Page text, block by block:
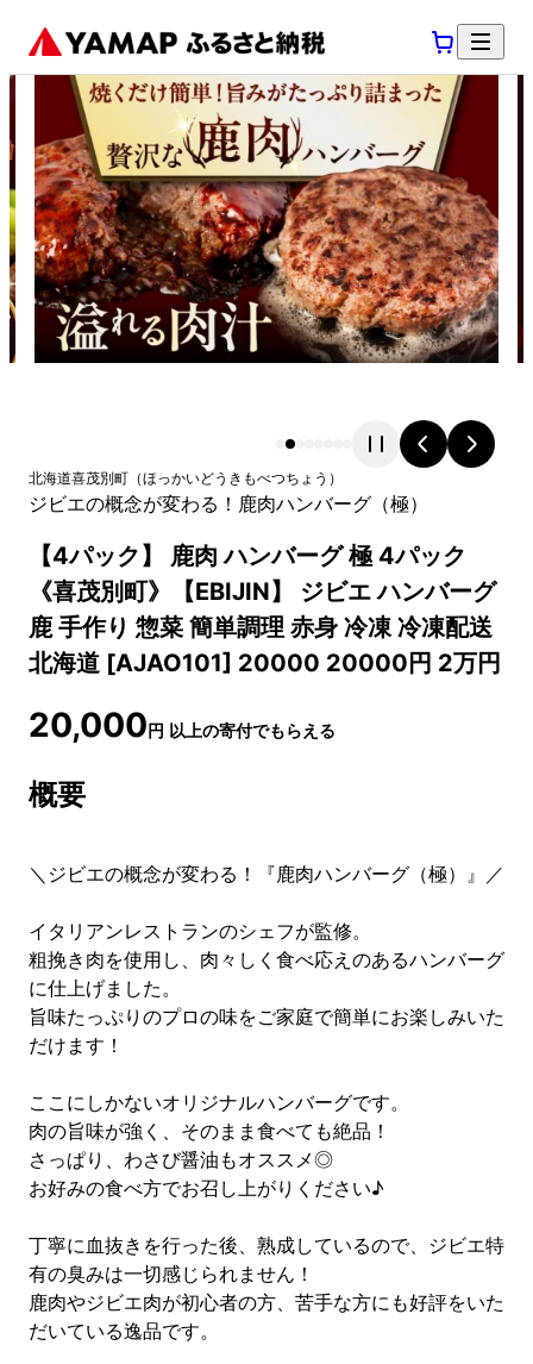
北海道喜茂別町 （ほっかいどう きもべつちょう ）
ジビエの概念が変わる！鹿肉ハンバーグ（極）
【4パック】 鹿肉 ハンバーグ 極 4パック
《喜茂別町》【EBIJIN】 ジビエ ハンバーグ
鹿 手作り 惣菜 簡単調理 赤身 冷凍 冷凍配送
北海道 [AJAO101] 20000 20000円 2万円
20,000円 以上の寄付でもらえる
概要
＼ジビエの概念が変わる！『鹿肉ハンバーグ（極）』／
イタリアンレストランのシェフが監修。
粗挽き肉を使用し、肉々しく食べ応えのあるハンバーグ
に仕上げました。
旨味たっぷりのプロの味をご家庭で簡単にお楽しみいた
だけます！
ここにしかないオリジナルハンバーグです。
肉の旨味が強く、そのまま食べても絶品！
さっぱり、わさび醤油もオススメ◎
お好みの食べ方でお召し上がりください♪
丁寧に血抜きを行った後、熟成しているので、ジビエ特
有の臭みは一切感じられません！
鹿肉やジビエ肉が初心者の方、苦手な方にも好評をいた
だいている逸品です。